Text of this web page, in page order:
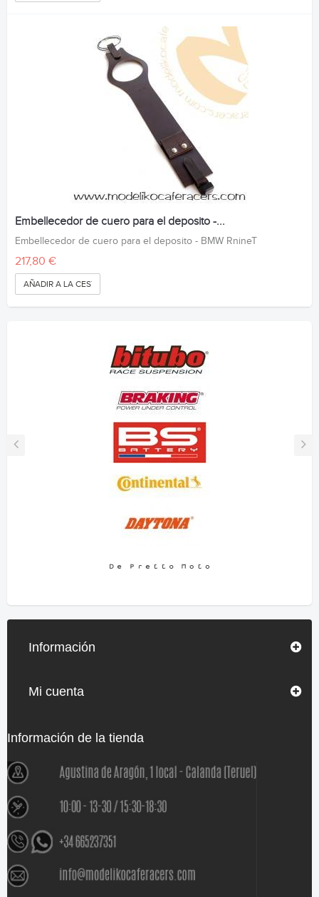
Embellecedor de cuero para el deposito -...
Embellecedor de cuero para el deposito - BMW RnineT
217,80 €
AÑADIR A LA CESTA
Información
Mi cuenta
Información de la tienda